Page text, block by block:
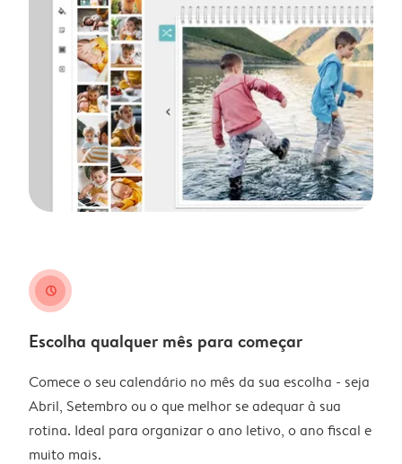
clock
Escolha qualquer mês para começar
Comece o seu calendário no mês da sua escolha - seja
Abril, Setembro ou o que melhor se adequar à sua
rotina. Ideal para organizar o ano letivo, o ano fiscal e
muito mais.